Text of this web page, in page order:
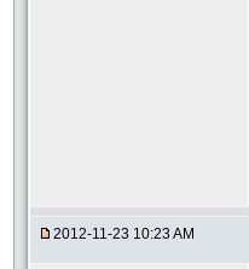
2012-11-23 10:23 AM